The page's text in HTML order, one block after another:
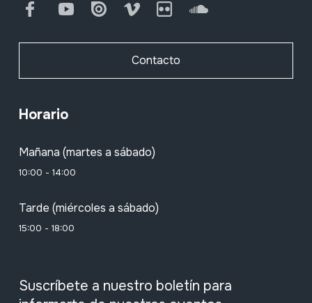
FacebookYoutube Issuu Vimeo Flickr SoundCloud
Contacto
Horario
Mañana (martes a sábado)
10:00 - 14:00
Tarde (miércoles a sábado)
15:00 - 18:00
Suscríbete a nuestro boletín para